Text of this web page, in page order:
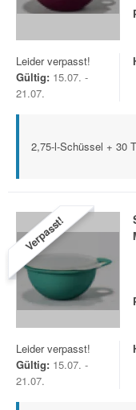
Leider verpasst!
Gültig: 15.07. -
21.07.
2,75-l-Schüssel + 30
Verpasst!
Leider verpasst!
Gültig: 15.07. -
21.07.